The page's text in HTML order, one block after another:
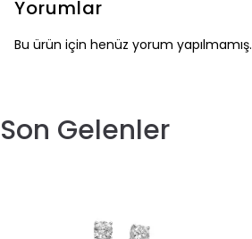
Yorumlar
Bu ürün için henüz yorum yapılmamış.
Son Gelenler